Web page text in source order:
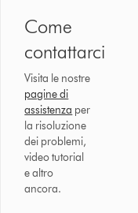
Come
contattarci
Visita le nostre
pagine di
assistenza per
la risoluzione
dei problemi,
video tutorial
e altro
ancora.